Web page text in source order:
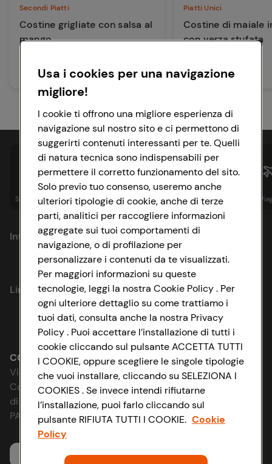
Secondi Piatti
Costine grigliate con salsa al
mango
30 min Facile
Piatti Unici
Costine di maiale
con verza stufata
150 min Facile
Spesa online Assicurazioni Sapori& Istituzionale
Informazioni
Privacy Policy
Cookie Policy
Impostazioni Cookie
Accessibilità
D&I e Parità di Genere
Strategia Fiscale
Link utili
Lavora con noi
Le cooperative
News & Approfondimenti
Richiami prodotto
Whistleblowing
CONAD SOCIETÀ COOPERATIVA
Via Michelino, 59 | 40127 BOLOGNA
Codice Fiscale e Registro Imprese
di Bologna 00865960157
PARTITA IVA 03320960374
Servizio clienti
Usa i cookies per una navigazione
migliore!
I cookie ti offrono una migliore esperienza di
navigazione sul nostro sito e ci permettono di
suggerirti contenuti interessanti per te. Quelli
di natura tecnica sono indispensabili per
permettere il corretto funzionamento del sito.
Solo previo tuo consenso, useremo anche
ulteriori tipologie di cookie, anche di terze
parti, analitici per raccogliere informazioni
aggregate sui tuoi comportamenti di
navigazione, o di profilazione per
personalizzare i contenuti da te visualizzati.
Per maggiori informazioni su queste
tecnologie, leggi la nostra Cookie Policy . Per
ogni ulteriore dettaglio su come trattiamo i
tuoi dati, consulta anche la nostra Privacy
Policy . Puoi accettare l’installazione di tutti i
cookie cliccando sul pulsante ACCETTA TUTTI
I COOKIE, oppure scegliere le singole tipologie
che vuoi installare, cliccando su SELEZIONA I
COOKIES . Se invece intendi rifiutarne
l’installazione, puoi farlo cliccando sul
pulsante RIFIUTA TUTTI I COOKIE. Cookie
Policy